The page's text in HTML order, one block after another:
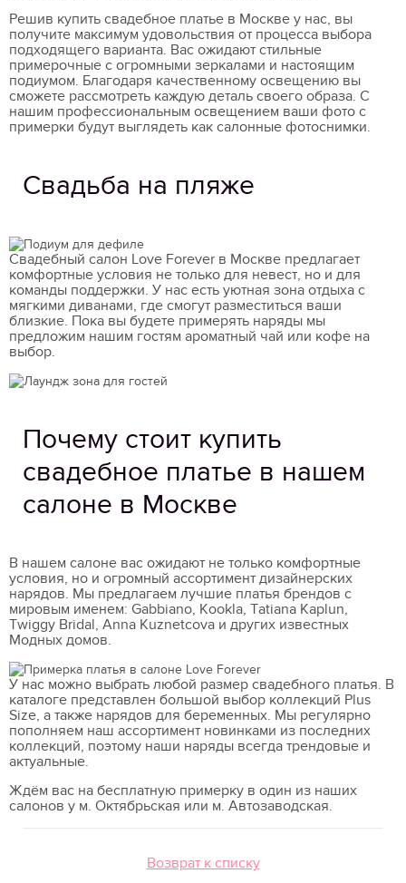
Решив купить свадебное платье в Москве у нас, вы
получите максимум удовольствия от процесса выбора
подходящего варианта. Вас ожидают стильные
примерочные с огромными зеркалами и настоящим
подиумом. Благодаря качественному освещению вы
сможете рассмотреть каждую деталь своего образа. С
нашим профессиональным освещением ваши фото с
примерки будут выглядеть как салонные фотоснимки.
Свадьба на пляже
Свадебный салон Love Forever в Москве предлагает
комфортные условия не только для невест, но и для
команды поддержки. У нас есть уютная зона отдыха с
мягкими диванами, где смогут разместиться ваши
близкие. Пока вы будете примерять наряды мы
предложим нашим гостям ароматный чай или кофе на
выбор.
Почему стоит купить
свадебное платье в нашем
салоне в Москве
В нашем салоне вас ожидают не только комфортные
условия, но и огромный ассортимент дизайнерских
нарядов. Мы предлагаем лучшие платья брендов с
мировым именем: Gabbiano, Kookla, Tatiana Kaplun,
Twiggy Bridal, Anna Kuznetcova и других известных
Модных домов.
У нас можно выбрать любой размер свадебного платья. В
каталоге представлен большой выбор коллекций Plus
Size, а также нарядов для беременных. Мы регулярно
пополняем наш ассортимент новинками из последних
коллекций, поэтому наши наряды всегда трендовые и
актуальные.
Ждём вас на бесплатную примерку в один из наших
салонов у м. Октябрьская или м. Автозаводская.
Возврат к списку